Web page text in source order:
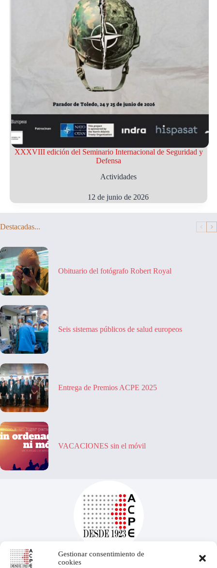
Gestionar consentimiento de
cookies
XXXVIII edición del Seminario Internacional de Seguridad y
Defensa
Actividades
12 de junio de 2026
Destacadas...
Obituario del fotógrafo Robert Royal
Seis sistemas públicos de salud europeos
Entrega de Premios ACPE 2025
VACACIONES sin el móvil